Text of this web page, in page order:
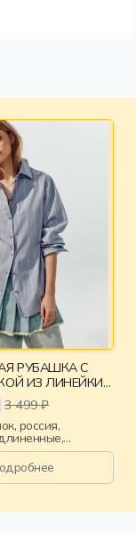
РУБАШКА С
ИЗ ЛИНЕЙКИ
3 499 ₽
манжета,
девочки,
дети